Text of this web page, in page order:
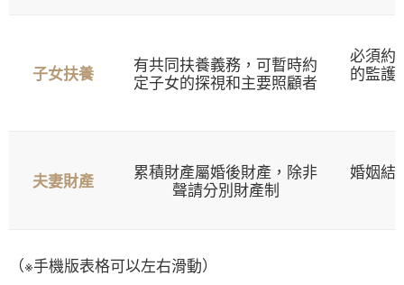
子女扶養
有共同扶養義務，可暫時約
定子女的探視和主要照顧者
必須約
的監護
夫妻財產
累積財產屬婚後財產，除非
聲請分別財產制
婚姻結
（※手機版表格可以左右滑動）